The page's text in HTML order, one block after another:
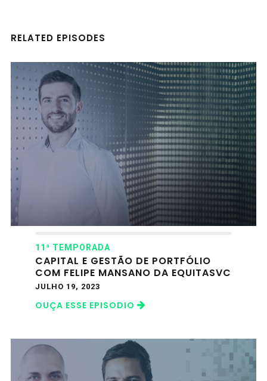
RELATED EPISODES
11ª TEMPORADA
CAPITAL E GESTÃO DE PORTFÓLIO
COM FELIPE MANSANO DA EQUITASVC
JULHO 19, 2023
OUÇA ESSE EPISODIO